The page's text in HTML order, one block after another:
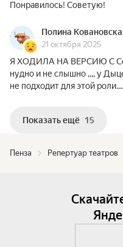
Понравилось! Советую!
Полина
21 октября 2025
Я ХОДИЛА НА ВЕРСИЮ С
нудно и не слышно ,,,, у
не подходит для этой роли....
Показать ещё 15
Пенза Репертуар театров